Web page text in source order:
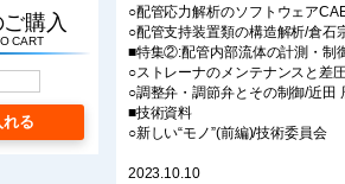
購入
CART
れる
○配管応力解析のソフトウェア
○配管支持装置類の構造解析/倉石
■特集②:配管内部流体の計測・制
○ストレーナのメンテナンスと差
○調整弁・調節弁とその制御/近田
■技術資料
○新しい“モノ”(前編)/技術委員会
2023.10.10